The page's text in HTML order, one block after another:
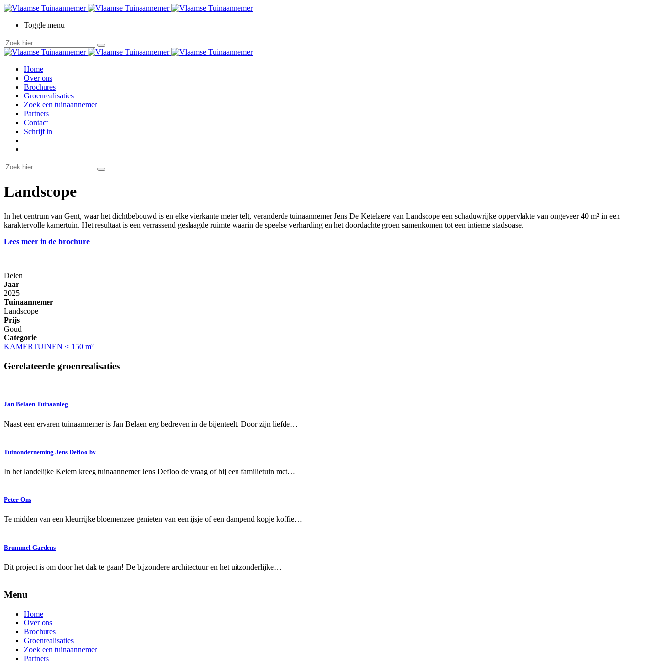
Toggle menu
Home
Over ons
Brochures
Groenrealisaties
Zoek een tuinaannemer
Partners
Contact
Schrijf in
Landscope
In het centrum van Gent, waar het dichtbebouwd is en elke vierkante meter telt, veranderde tuinaannemer Jens De Ketelaere van Landscope een schaduwrijke oppervlakte van ongeveer 40 m² in een
karaktervolle kamertuin. Het resultaat is een verrassend geslaagde ruimte waarin de speelse verharding en het doordachte groen samenkomen tot een intieme stadsoase.
Lees meer in de brochure
Delen
Jaar
2025
Tuinaannemer
Landscope
Prijs
Goud
Categorie
KAMERTUINEN < 150 m²
Gerelateerde groenrealisaties
Jan Belaen Tuinaanleg
Naast een ervaren tuinaannemer is Jan Belaen erg bedreven in de bijenteelt. Door zijn liefde…
Tuinonderneming Jens Defloo bv
In het landelijke Keiem kreeg tuinaannemer Jens Defloo de vraag of hij een familietuin met…
Peter Ons
Te midden van een kleurrijke bloemenzee genieten van een ijsje of een dampend kopje koffie…
Brummel Gardens
Dit project is om door het dak te gaan! De bijzondere architectuur en het uitzonderlijke…
Menu
Home
Over ons
Brochures
Groenrealisaties
Zoek een tuinaannemer
Partners